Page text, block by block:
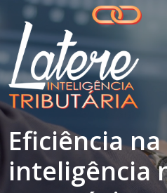
Eficiência
inteligência